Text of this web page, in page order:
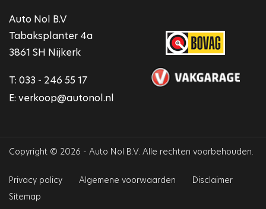
Auto Nol B.V
Tabaksplanter 4a
3861 SH Nijkerk
T: 033 - 246 55 17
E: verkoop@autonol.nl
Copyright © 2026 - Auto Nol B.V. Alle rechten voorbehouden.
Privacy policy Algemene voorwaarden
Disclaimer
Sitemap